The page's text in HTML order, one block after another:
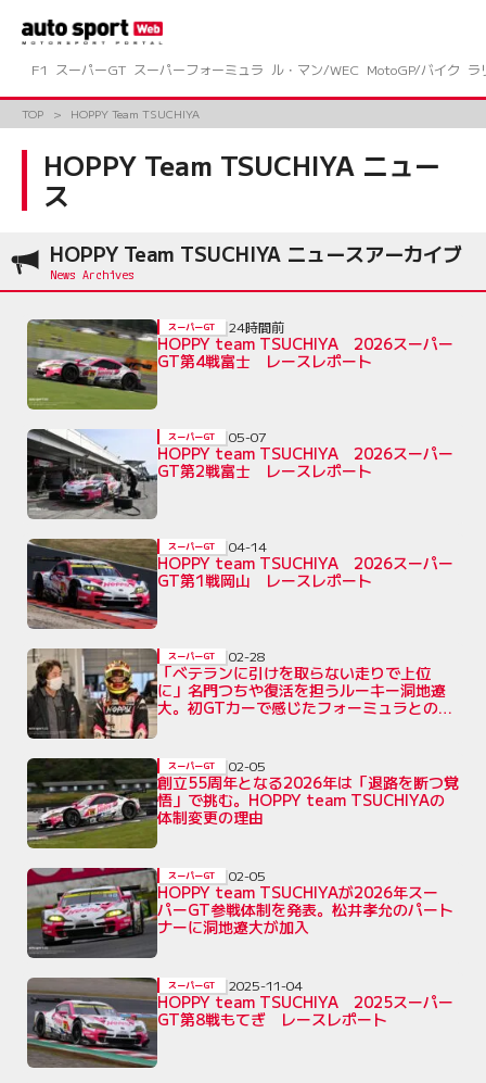
ツ
ス
F1 スーパーGT スーパーフォーミュラ ル・マン/WEC MotoGP/バイク ラ
TOP HOPPY Team TSUCHIYA
HOPPY Team TSUCHIYA ニュー
ス
HOPPY Team TSUCHIYA ニュースアーカイブ
HOPPY team TSUCHIYA 2026スーパー
GT第4戦富士 レースレポート
スーパーGT 24時間前
HOPPY team TSUCHIYA 2026スーパー
GT第2戦富士 レースレポート
スーパーGT 05-07
HOPPY team TSUCHIYA 2026スーパー
GT第1戦岡山 レースレポート
スーパーGT 04-14
「ベテランに引けを取らない走りで上位
に」名門つちや復活を担うルーキー洞地遼
大。初GTカーで感じたフォーミュラとの違
スーパーGT 02-28
創立55周年となる2026年は「退路を断つ覚
悟」で挑む。HOPPY team TSUCHIYAの
体制変更の理由
スーパーGT 02-05
HOPPY team TSUCHIYAが2026年スー
パーGT参戦体制を発表。松井孝允のパート
ナーに洞地遼大が加入
スーパーGT 02-05
HOPPY team TSUCHIYA 2025スーパー
GT第8戦もてぎ レースレポート
スーパーGT 2025-11-04